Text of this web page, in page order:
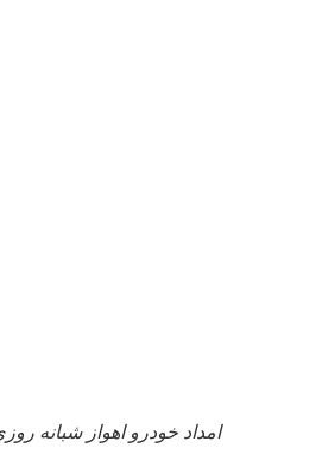
امداد خودرو اهواز شبانه